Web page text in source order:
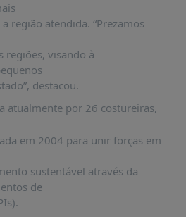
região atendida. “Prezamos
regiões, visando à
destacou.
atualmente por 26 costureiras,
em 2004 para unir forças em
sustentável através da
de